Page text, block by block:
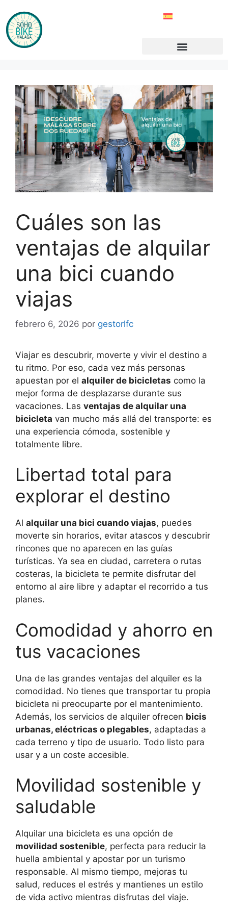
Cuáles son las
ventajas de alquilar
una bici cuando
viajas
febrero 6, 2026 por gestorlfc
Viajar es descubrir, moverte y vivir el destino a
tu ritmo. Por eso, cada vez más personas
apuestan por el alquiler de bicicletas como la
mejor forma de desplazarse durante sus
vacaciones. Las ventajas de alquilar una
bicicleta van mucho más allá del transporte: es
una experiencia cómoda, sostenible y
totalmente libre.
Libertad total para
explorar el destino
Al alquilar una bici cuando viajas, puedes
moverte sin horarios, evitar atascos y descubrir
rincones que no aparecen en las guías
turísticas. Ya sea en ciudad, carretera o rutas
costeras, la bicicleta te permite disfrutar del
entorno al aire libre y adaptar el recorrido a tus
planes.
Comodidad y ahorro en
tus vacaciones
Una de las grandes ventajas del alquiler es la
comodidad. No tienes que transportar tu propia
bicicleta ni preocuparte por el mantenimiento.
Además, los servicios de alquiler ofrecen bicis
urbanas, eléctricas o plegables, adaptadas a
cada terreno y tipo de usuario. Todo listo para
usar y a un coste accesible.
Movilidad sostenible y
saludable
Alquilar una bicicleta es una opción de
movilidad sostenible, perfecta para reducir la
huella ambiental y apostar por un turismo
responsable. Al mismo tiempo, mejoras tu
salud, reduces el estrés y mantienes un estilo
de vida activo mientras disfrutas del viaje.